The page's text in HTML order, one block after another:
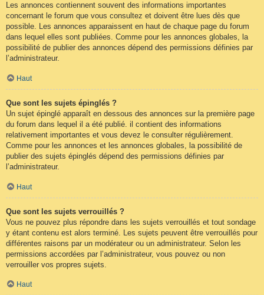
Les annonces contiennent souvent des informations importantes
concernant le forum que vous consultez et doivent être lues dès que
possible. Les annonces apparaissent en haut de chaque page du forum
dans lequel elles sont publiées. Comme pour les annonces globales, la
possibilité de publier des annonces dépend des permissions définies par
l’administrateur.
Haut
Que sont les sujets épinglés ?
Un sujet épinglé apparaît en dessous des annonces sur la première page
du forum dans lequel il a été publié. il contient des informations
relativement importantes et vous devez le consulter régulièrement.
Comme pour les annonces et les annonces globales, la possibilité de
publier des sujets épinglés dépend des permissions définies par
l’administrateur.
Haut
Que sont les sujets verrouillés ?
Vous ne pouvez plus répondre dans les sujets verrouillés et tout sondage
y étant contenu est alors terminé. Les sujets peuvent être verrouillés pour
différentes raisons par un modérateur ou un administrateur. Selon les
permissions accordées par l’administrateur, vous pouvez ou non
verrouiller vos propres sujets.
Haut